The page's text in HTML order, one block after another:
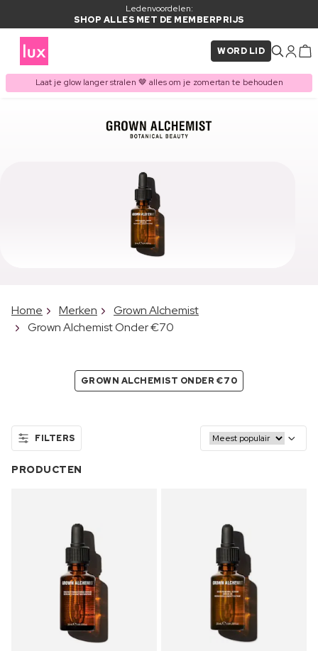
Ledenvoordelen:
SHOP ALLES MET DE MEMBERPRIJS
WORD LID
Laat je glow langer stralen 🤎 alles om je zomertan te behouden
Home Merken
Grown Alchemist
Grown Alchemist Onder €70
GROWN ALCHEMIST ONDER €70
FILTERS
PRODUCTEN